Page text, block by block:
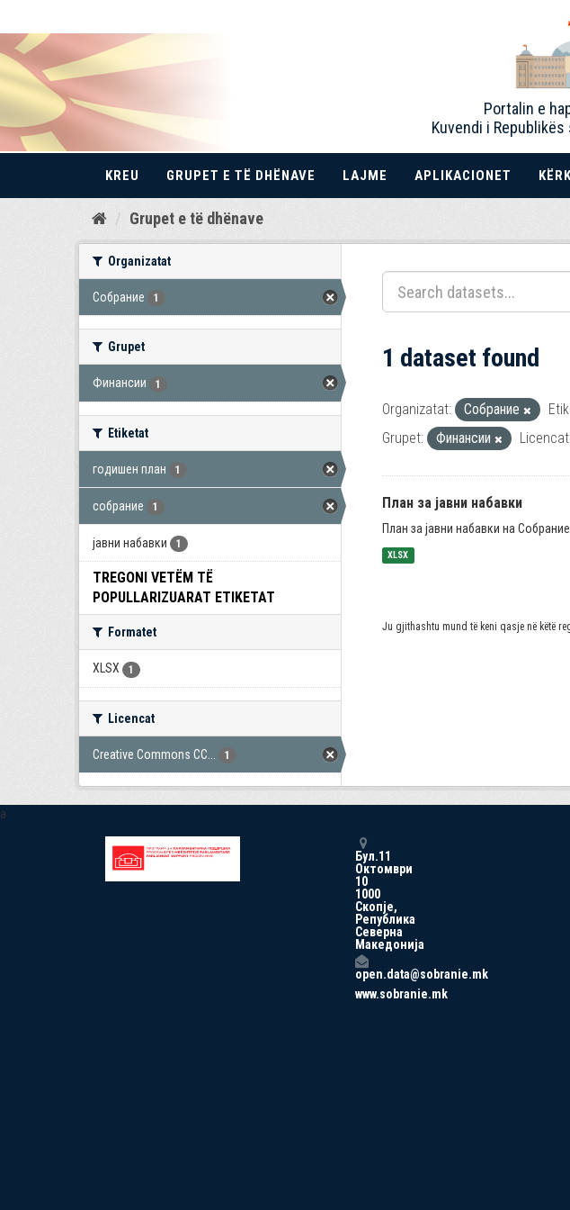
Kalo
Portalin e
Kuvendi i
KREU GRUPET E TË DHËNAVE LAJME APLIKACIONET
Grupet e të dhënave
Organizatat
Собрание 1
Grupet
Финансии 1
Etiketat
годишен план 1
собрание 1
јавни набавки 1
TREGONI VETËM TË
POPULLARIZUARAT ETIKETAT
Formatet
XLSX 1
Licencat
Creative Commons CC... 1
1 dataset found
Organizatat: Собрание
Grupet:
Финансии
План за јавни набавки
План за јавни набавки на
XLSX
Ju gjithashtu mund të keni qasje në këtë
a
Бул.11
Октомври
10
1000
Скопје,
Република
Северна
Македонија
open.data@sobranie.mk
www.sobranie.mk